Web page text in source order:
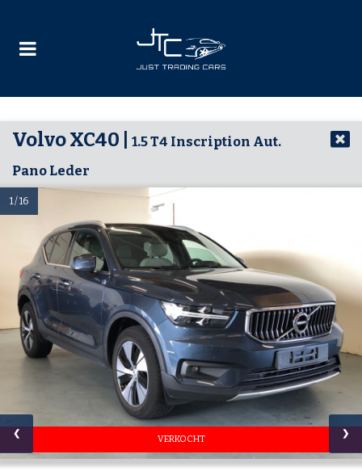
Volvo XC40 |
1.5 T4 Inscription Aut.
Pano Leder
1 / 16
VERKOCHT
❮ ❯